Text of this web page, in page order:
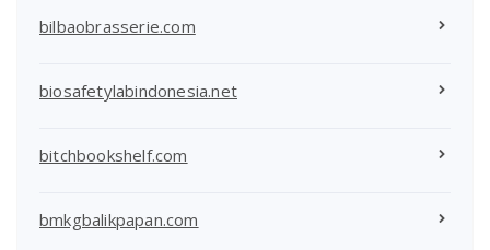
bilbaobrasserie.com
biosafetylabindonesia.net
bitchbookshelf.com
bmkgbalikpapan.com